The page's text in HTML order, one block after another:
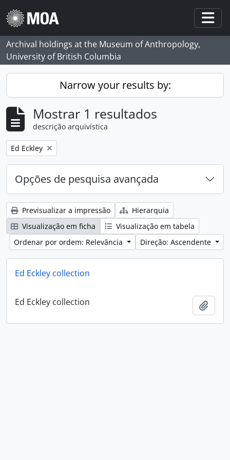
Skip to main content
Archival holdings at the Museum of Anthropology,
University of British Columbia
Narrow your results by:
Mostrar 1 resultados
descrição arquivística
Remove filter:
Ed Eckley
Opções de pesquisa avançada
Previsualizar a impressão
Hierarquia
Visualização em ficha
Visualização em tabela
Ordenar por ordem: Relevância
Direção: Ascendente
Ed Eckley collection
Ed Eckley collection